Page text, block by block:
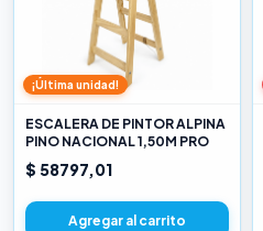
¡Última unidad!
ESCALERA DE PINTOR ALPINA
PINO NACIONAL 1,50M PRO
$ 58797,01
Agregar al carrito